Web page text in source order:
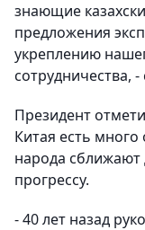
знающие
предложения
укреплению
сотрудничества,
Президент
Китая есть
народа сближают
прогрессу.
- 40 лет назад